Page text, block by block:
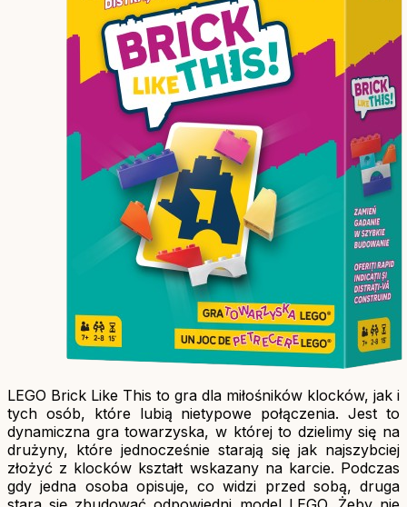
LEGO Brick Like This to gra dla miłośników klocków, jak i
tych osób, które lubią nietypowe połączenia. Jest to
dynamiczna gra towarzyska, w której to dzielimy się na
drużyny, które jednocześnie starają się jak najszybciej
złożyć z klocków kształt wskazany na karcie. Podczas
gdy jedna osoba opisuje, co widzi przed sobą, druga